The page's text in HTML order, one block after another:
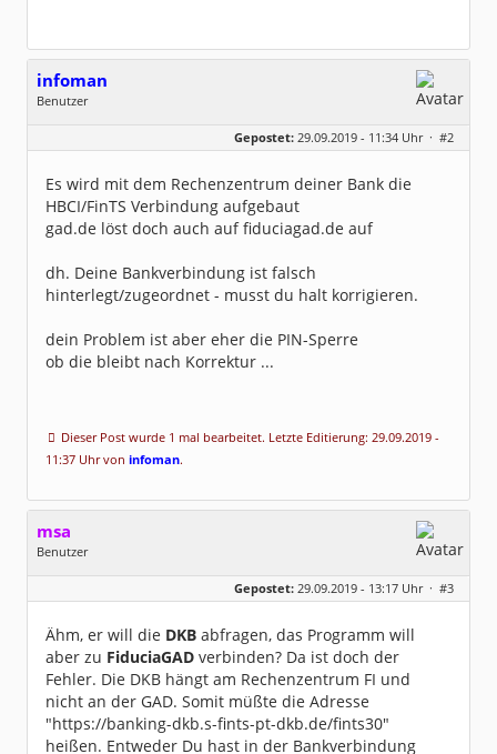
infoman
Benutzer
Dabei seit:
06 / 2008
Gepostet: 29.09.2019 - 11:34 Uhr · #2
Es wird mit dem Rechenzentrum deiner Bank die
HBCI/FinTS Verbindung aufgebaut
gad.de löst doch auch auf fiduciagad.de auf
dh. Deine Bankverbindung ist falsch
hinterlegt/zugeordnet - musst du halt korrigieren.
dein Problem ist aber eher die PIN-Sperre
ob die bleibt nach Korrektur ...
Dieser Post wurde 1 mal bearbeitet. Letzte Editierung: 29.09.2019 -
11:37 Uhr von infoman.
msa
Benutzer
Geschlecht:
Alter:
63
Beiträge:
Dabei seit:
03 / 2007
Gepostet: 29.09.2019 - 13:17 Uhr · #3
Ähm, er will die DKB abfragen, das Programm will
aber zu FiduciaGAD verbinden? Da ist doch der
Fehler. Die DKB hängt am Rechenzentrum FI und
nicht an der GAD. Somit müßte die Adresse
"https://banking-dkb.s-fints-pt-dkb.de/fints30"
heißen. Entweder Du hast in der Bankverbindung